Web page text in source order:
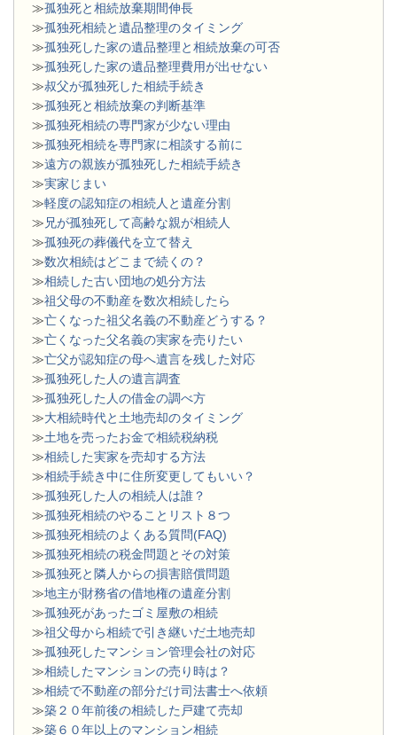
≫孤独死と相続放棄期間伸長
≫孤独死相続と遺品整理のタイミング
≫孤独死した家の遺品整理と相続放棄の可否
≫孤独死した家の遺品整理費用が出せない
≫叔父が孤独死した相続手続き
≫孤独死と相続放棄の判断基準
≫孤独死相続の専門家が少ない理由
≫孤独死相続を専門家に相談する前に
≫遠方の親族が孤独死した相続手続き
≫実家じまい
≫軽度の認知症の相続人と遺産分割
≫ 兄が孤独死して高齢な親が相続人
≫孤独死の葬儀代を立て替え
≫数次相続はどこまで続くの？
≫相続した古い団地の処分方法
≫祖父母の不動産を数次相続したら
≫亡くなった祖父名義の不動産どうする？
≫亡くなった父名義の実家を売りたい
≫亡父が認知症の母へ遺言を残した対応
≫孤独死した人の遺言調査
≫孤独死した人の借金の調べ方
≫大相続時代と土地売却のタイミング
≫土地を売ったお金で相続税納税
≫相続した実家を売却する方法
≫相続手続き中に住所変更してもいい？
≫孤独死した人の相続人は誰？
≫孤独死相続のやることリスト８つ
≫孤独死相続のよくある質問(FAQ)
≫孤独死相続の税金問題とその対策
≫孤独死と隣人からの損害賠償問題
≫地主が財務省の借地権の遺産分割
≫孤独死があったゴミ屋敷の相続
≫祖父母から相続で引き継いだ土地売却
≫孤独死したマンション管理会社の対応
≫相続したマンションの売り時は？
≫相続で不動産の部分だけ司法書士へ依頼
≫築２０年前後の相続した戸建て売却
≫築６０年以上のマンション相続